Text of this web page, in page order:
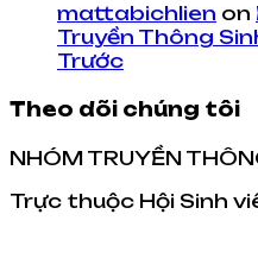
mattabichlien on
Truyền Thông
Trước
Theo dõi chúng tôi
NHÓM TRUYỀN
Trực thuộc Hội Sinh